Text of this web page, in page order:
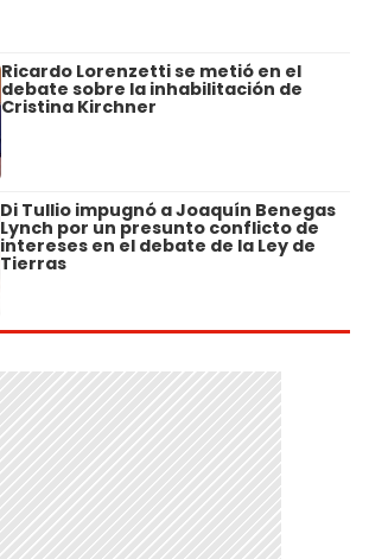
Ricardo Lorenzetti se metió en el
debate sobre la inhabilitación de
Cristina Kirchner
Di Tullio impugnó a Joaquín Benegas
Lynch por un presunto conflicto de
intereses en el debate de la Ley de
Tierras